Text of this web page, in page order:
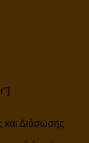
Διάσωσης